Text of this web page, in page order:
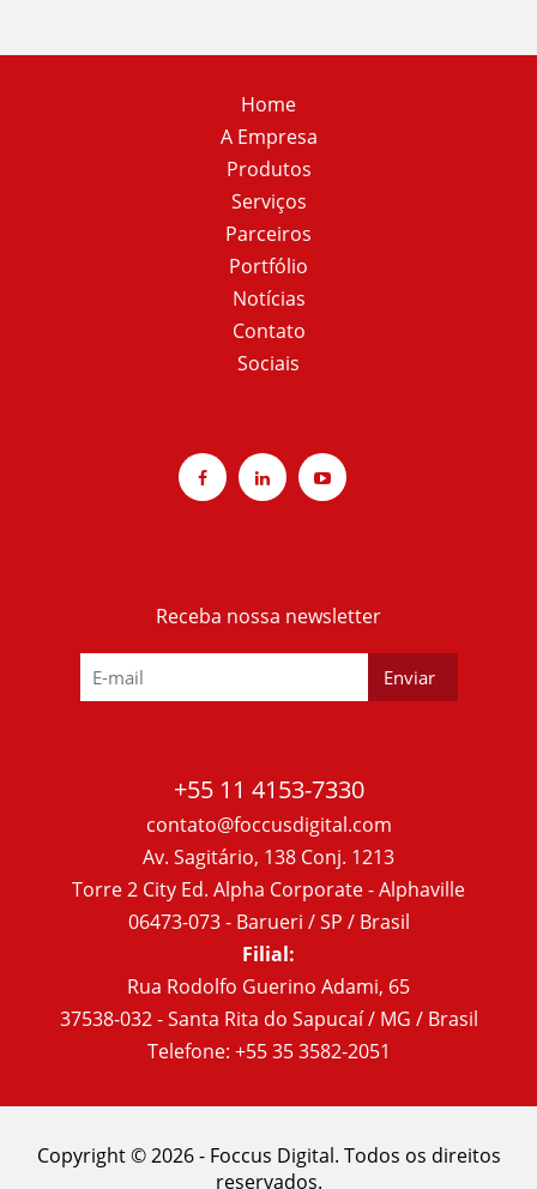
Home
A Empresa
Produtos
Serviços
Parceiros
Portfólio
Notícias
Contato
Sociais
Receba nossa newsletter
+55 11 4153-7330
contato@foccusdigital.com
Av. Sagitário, 138 Conj. 1213
Torre 2 City Ed. Alpha Corporate - Alphaville
06473-073 - Barueri / SP / Brasil
Filial:
Rua Rodolfo Guerino Adami, 65
37538-032 - Santa Rita do Sapucaí / MG / Brasil
Telefone: +55 35 3582-2051
Copyright © 2026 - Foccus Digital. Todos os direitos
reservados.